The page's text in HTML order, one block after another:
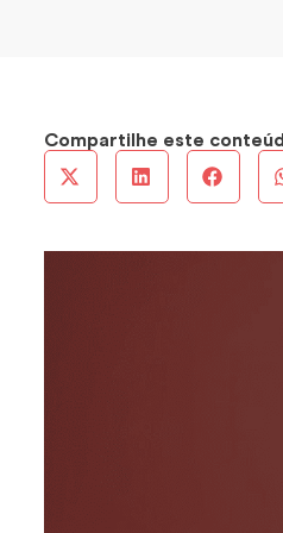
Compartilhe este